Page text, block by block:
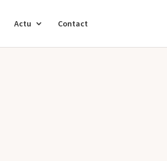
Actu Contact